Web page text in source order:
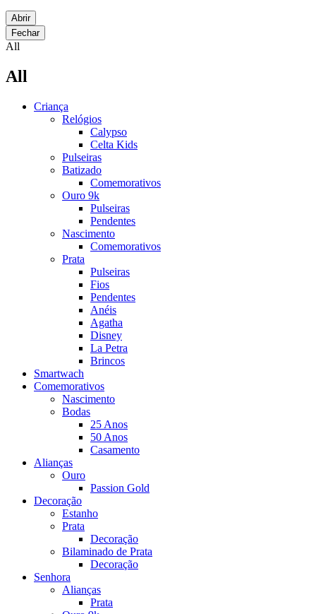
Abrir
Fechar
All
All
Criança
Relógios
Calypso
Celta Kids
Pulseiras
Batizado
Comemorativos
Ouro 9k
Pulseiras
Pendentes
Nascimento
Comemorativos
Prata
Pulseiras
Fios
Pendentes
Anéis
Agatha
Disney
La Petra
Brincos
Smartwach
Comemorativos
Nascimento
Bodas
25 Anos
50 Anos
Casamento
Alianças
Ouro
Passion Gold
Decoração
Estanho
Prata
Decoração
Bilaminado de Prata
Decoração
Senhora
Alianças
Prata